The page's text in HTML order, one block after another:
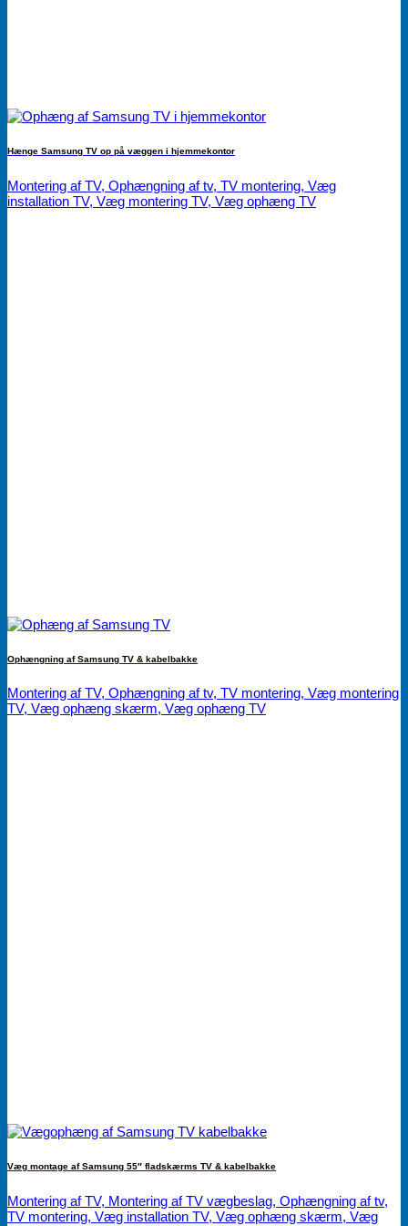
Hænge Samsung TV op på væggen i hjemmekontor
Montering af TV, Ophængning af tv, TV montering, Væg
installation TV, Væg montering TV, Væg ophæng TV
Ophængning af Samsung TV & kabelbakke
Montering af TV, Ophængning af tv, TV montering, Væg montering
TV, Væg ophæng skærm, Væg ophæng TV
Væg montage af Samsung 55″ fladskærms TV & kabelbakke
Montering af TV, Montering af TV vægbeslag, Ophængning af tv,
TV montering, Væg installation TV, Væg ophæng skærm, Væg